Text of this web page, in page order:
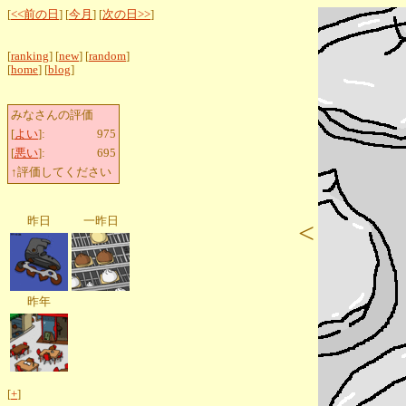
[<<前の日 ] [今月 ] [次の日>>]
[ranking] [new] [random]
[home] [blog]
みなさんの評価
[よい]:
975
[悪い]:
695
↑評価してください
昨日 一昨日
昨年
[+]
<